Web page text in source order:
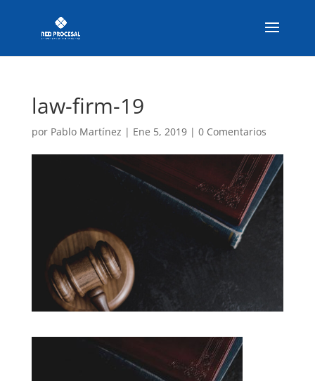
law-firm-19
por Pablo Martínez | Ene 5, 2019| 0 Comentarios